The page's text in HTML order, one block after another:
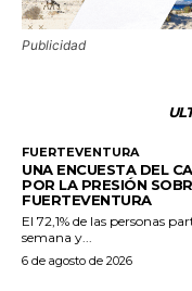
Publicidad
FUERTEVENTURA
UNA ENCUESTA DEL
POR LA PRESIÓN
FUERTEVENTURA
El 72,1% de las personas
semana y...
6 de agosto de 2026